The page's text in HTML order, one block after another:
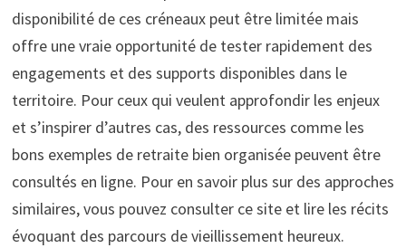
disponibilité de ces créneaux peut être limitée mais
offre une vraie opportunité de tester rapidement des
engagements et des supports disponibles dans le
territoire. Pour ceux qui veulent approfondir les enjeux
et s’inspirer d’autres cas, des ressources comme les
bons exemples de retraite bien organisée peuvent être
consultés en ligne. Pour en savoir plus sur des approches
similaires, vous pouvez consulter ce site et lire les récits
évoquant des parcours de vieillissement heureux.